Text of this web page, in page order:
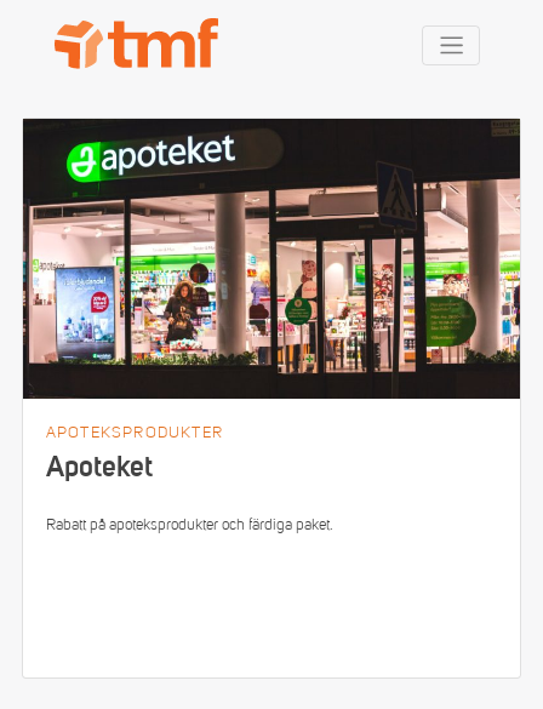
APOTEKSPRODUKTER
Apoteket
Rabatt på apoteksprodukter och färdiga paket.